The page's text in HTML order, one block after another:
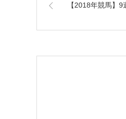
【2018年競馬】